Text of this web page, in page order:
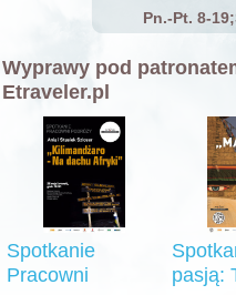
Pn.-Pt. 8-
Wyprawy pod
Etraveler.pl
Spotkanie
Pracowni
pasją: